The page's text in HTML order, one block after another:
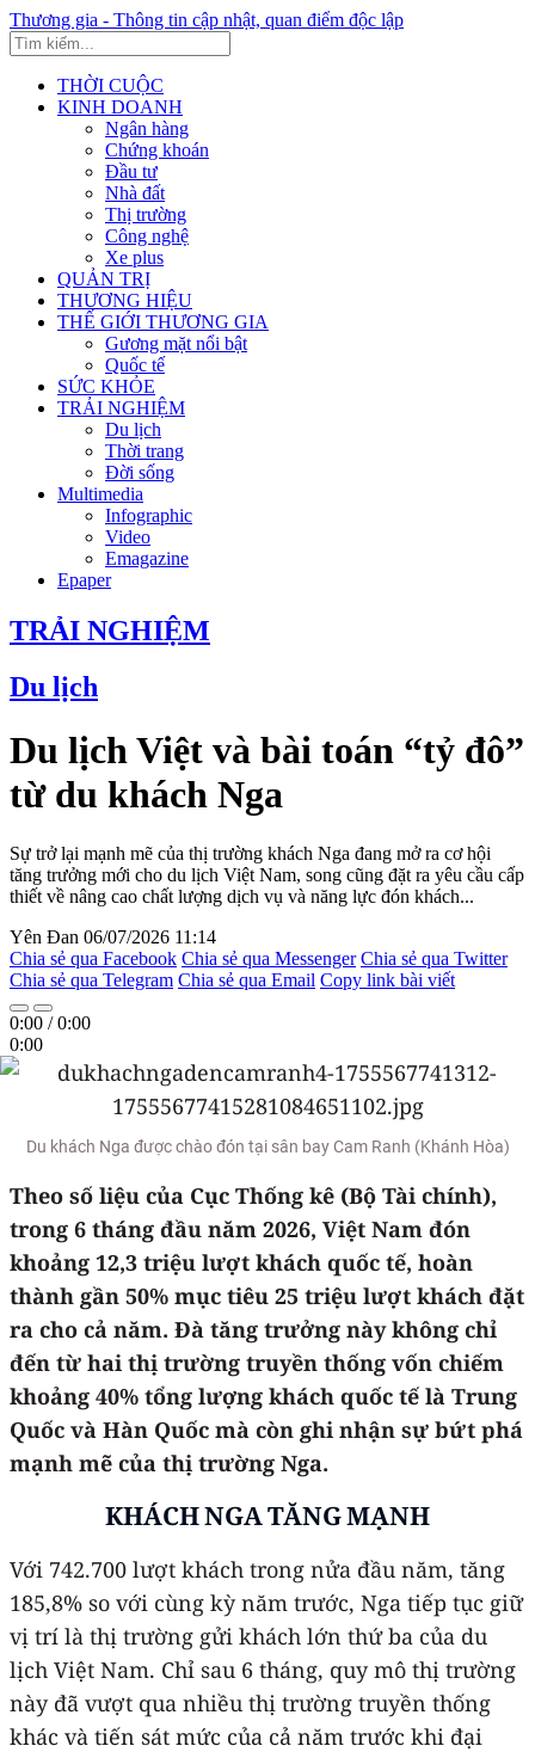
Thương gia - Thông tin cập nhật, quan điểm độc lập
THỜI CUỘC
KINH DOANH
Ngân hàng
Chứng khoán
Đầu tư
Nhà đất
Thị trường
Công nghệ
Xe plus
QUẢN TRỊ
THƯƠNG HIỆU
THẾ GIỚI THƯƠNG GIA
Gương mặt nổi bật
Quốc tế
SỨC KHỎE
TRẢI NGHIỆM
Du lịch
Thời trang
Đời sống
Multimedia
Infographic
Video
Emagazine
Epaper
TRẢI NGHIỆM
Du lịch
Du lịch Việt và bài toán “tỷ đô”
từ du khách Nga
Sự trở lại mạnh mẽ của thị trường khách Nga đang mở ra cơ hội
tăng trưởng mới cho du lịch Việt Nam, song cũng đặt ra yêu cầu cấp
thiết về nâng cao chất lượng dịch vụ và năng lực đón khách...
Yên Đan 06/07/2026 11:14
Chia sẻ qua Facebook Chia sẻ qua Messenger Chia sẻ qua Twitter
Chia sẻ qua Telegram Chia sẻ qua Email Copy link bài viết
0:00 /0:00
0:00
Du khách Nga được chào đón tại sân bay Cam Ranh (Khánh Hòa)
Theo số liệu của Cục Thống kê (Bộ Tài chính),
trong 6 tháng đầu năm 2026, Việt Nam đón
khoảng 12,3 triệu lượt khách quốc tế, hoàn
thành gần 50% mục tiêu 25 triệu lượt khách đặt
ra cho cả năm. Đà tăng trưởng này không chỉ
đến từ hai thị trường truyền thống vốn chiếm
khoảng 40% tổng lượng khách quốc tế là Trung
Quốc và Hàn Quốc mà còn ghi nhận sự bứt phá
mạnh mẽ của thị trường Nga.
KHÁCH NGA TĂNG MẠNH
Với 742.700 lượt khách trong nửa đầu năm, tăng
185,8% so với cùng kỳ năm trước, Nga tiếp tục giữ
vị trí là thị trường gửi khách lớn thứ ba của du
lịch Việt Nam. Chỉ sau 6 tháng, quy mô thị trường
này đã vượt qua nhiều thị trường truyền thống
khác và tiến sát mức của cả năm trước khi đại